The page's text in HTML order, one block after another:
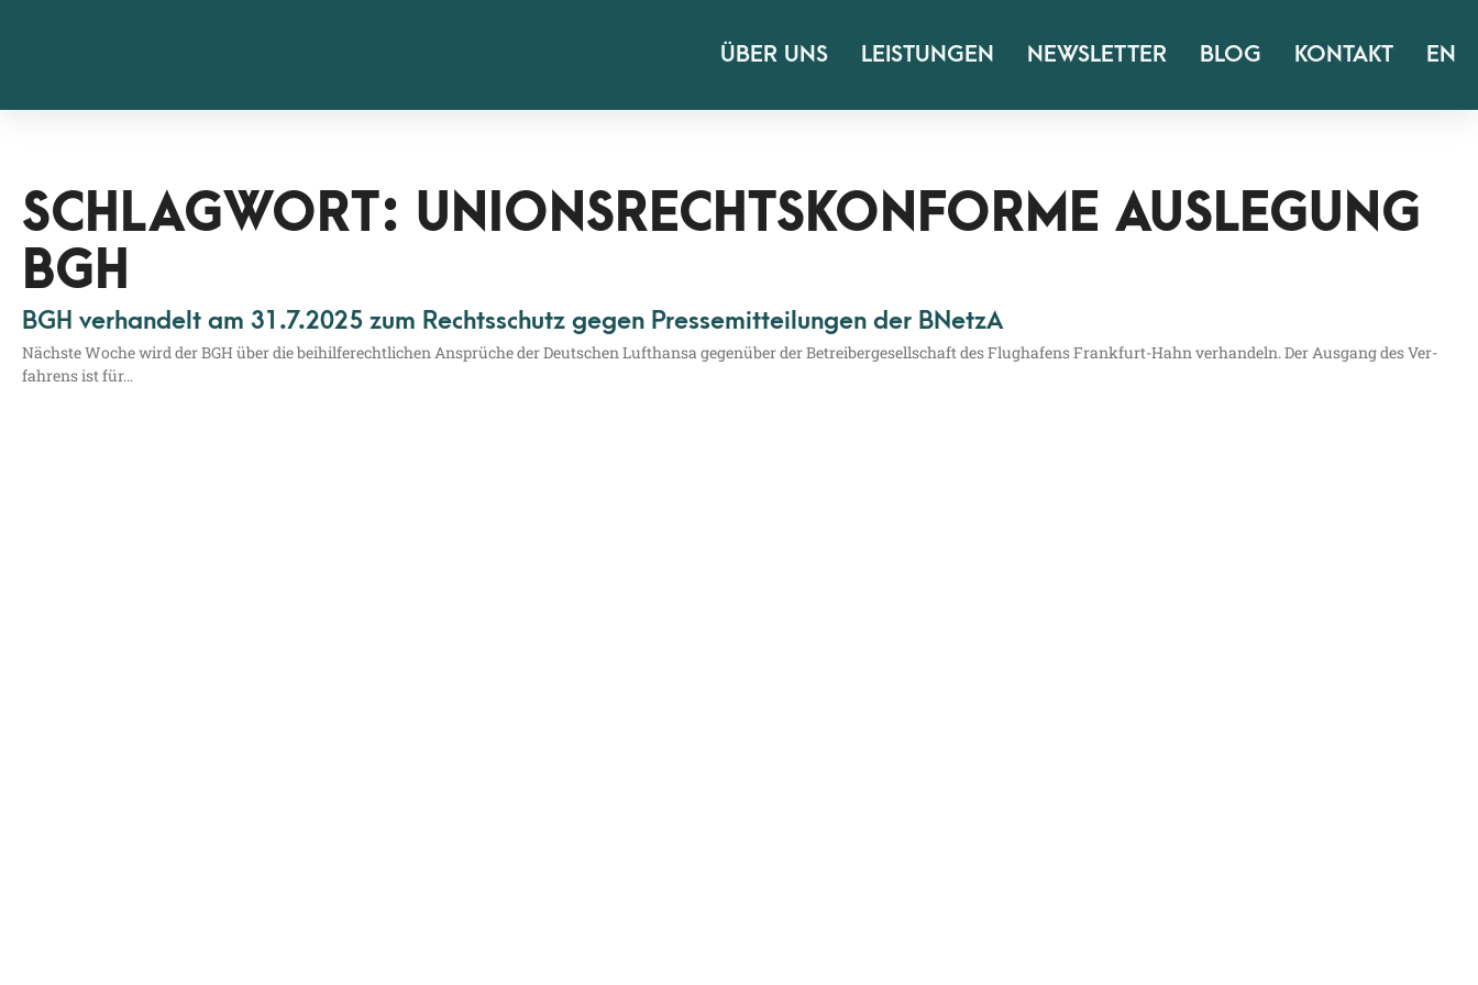
ÜBER UNS LEISTUNGEN NEWSLETTER BLOG KONTAKT EN
SCHLAGWORT: UNIONSRECHTSKONFORME AUSLEGUNG
BGH
BGH verhandelt am 31.7.2025 zum Rechtsschutz gegen Pressemitteilungen der BNetzA
Nächs­te Woche wird der BGH über die bei­hil­fe­recht­li­chen Ansprü­che der Deut­schen Luft­han­sa gegen­über der Betrei­ber­ge­sell­schaft des Flug­ha­fens Fran­k­­furt-Hahn ver­han­deln. Der Aus­gang des Ver­
fah­rens ist für…